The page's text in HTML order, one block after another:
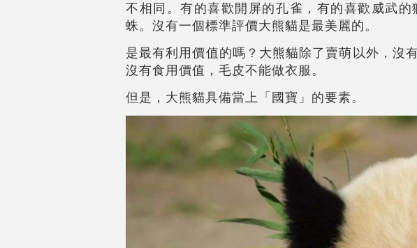
不相同。有的喜歡開屏的孔雀，有的喜歡威武
蛛。沒有一個標準評價大熊貓是最美麗的。
是最有利用價值的嗎？大熊貓除了賣萌以外，沒
沒有食用價值，毛皮不能做衣服。
但是，大熊貓具備當上「國寶」的要素。